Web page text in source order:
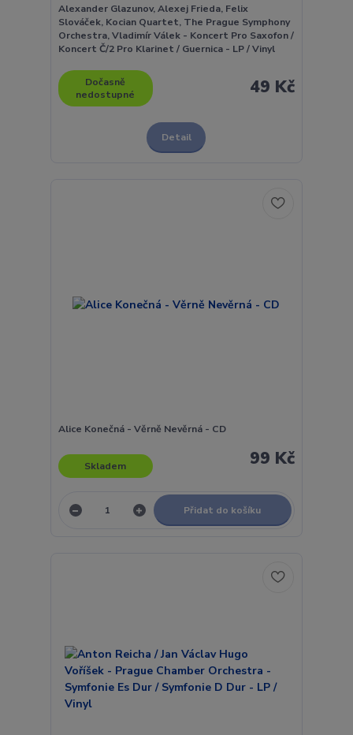
Alexander Glazunov, Alexej Frieda, Felix
Slováček, Kocian Quartet, The Prague Symphony
Orchestra, Vladimír Válek - Koncert Pro Saxofon /
Koncert Č/2 Pro Klarinet / Guernica - LP / Vinyl
49 Kč
Dočasně
nedostupné
Detail
Alice Konečná - Věrně Nevěrná - CD
99 Kč
Skladem
Přidat do košíku